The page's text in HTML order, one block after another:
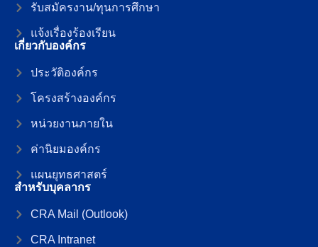
รับสมัครงาน/ทุนการศึกษา
แจ้งเรื่องร้องเรียน
เกี่ยวกับองค์กร
ประวัติองค์กร
โครงสร้างองค์กร
หน่วยงานภายใน
ค่านิยมองค์กร
แผนยุทธศาสตร์
สำหรับบุคลากร
CRA Mail (Outlook)
CRA Intranet